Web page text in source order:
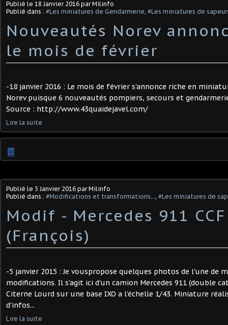
Publié le 18 Janvier 2016 par Milinfo
Publié dans : #Les miniatures de Gendarmerie, #Les miniatures de
Nouveautés Norev
le mois de février
-18 janvier 2016 : Le mois de février s'annonce riche en
Norev puisque 6 nouveautés pompiers, secours et
Source : http://www.43quaidejavel.com/
Lire la suite
…
Publié le 5 Janvier 2016 par Milinfo
Publié dans : #Modifications et transformations..., #Les miniatures de
Modif - Mercedes 911
(François)
-5 janvier 2015 : Je vouspropose quelques photos de l'une de
modifications. Il s'agit ici d'un camion Mercedes 911 (double
Citerne Lourd sur une base IXO a l'échelle 1/43. Miniature
d'infos...
Lire la suite